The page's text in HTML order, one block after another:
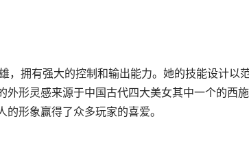
，拥有强大的控制和输出能力。她的技能设计以
形灵感来源于中国古代四大美女其中一个的西施
形象赢得了众多玩家的喜爱。